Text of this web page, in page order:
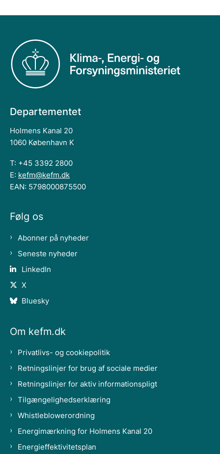
Departementet
Holmens Kanal 20
1060 København K
T: +45 3392 2800
E: kefm@kefm.dk
EAN: 5798000875500
Følg os
Abonner på nyheder
Seneste nyheder
LinkedIn
X
Bluesky
Om kefm.dk
Privatlivs- og cookiepolitik
Retningslinjer for brug af sociale medier
Retningslinjer for aktiv informationspligt
Tilgængelighedserklæring
Whistleblowerordning
Energimærkning for Holmens Kanal 20
Energieffektivitetsplan